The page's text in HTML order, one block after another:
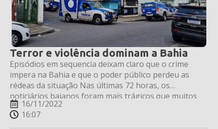
Terror e violência dominam a Bahia
Episódios em sequencia deixam claro que o crime
impera na Bahia e que o poder público perdeu as
rédeas da situação Nas últimas 72 horas, os
noticiários baianos foram mais trágicos que muitos
filmes de terror. Arrastões em bairros e rodovias,
assalto com espancamento e assassinatos foram só
16/11/2022
16:07